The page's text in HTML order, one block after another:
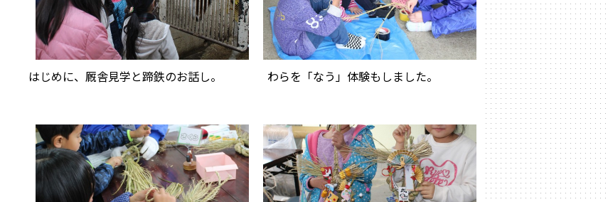
はじめに、厩舎見学と蹄鉄のお話し。 わらを「なう」体験もしました。